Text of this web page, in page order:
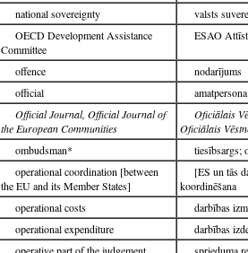
national sovereignty
valsts
OECD Development Assistance
Committee
ESAO
offence
nodarījums
official
amatpersona
Official Journal, Official Journal of
the European Communities
Oficiālais
Oficiālais
ombudsman*
tiesībsargs;
operational coordination [between
the EU and its Member States]
[ES un tās
koordinēšana
operational costs
darbības
operational expenditure
darbības